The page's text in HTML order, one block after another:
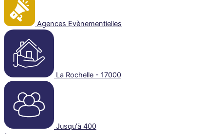
Agences Evènementielles
La Rochelle - 17000
Jusqu'à 400